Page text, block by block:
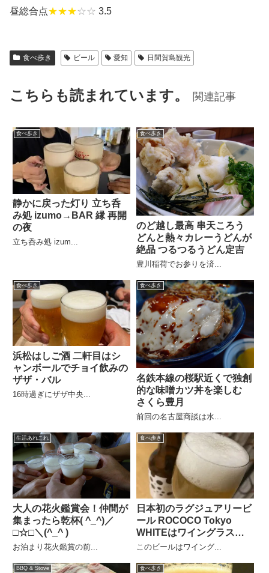
昼総合点★★★☆☆ 3.5
食べ歩き ビール 愛知 日間賀島観光
こちらも読まれています。 関連記事
食べ歩き
静かに戻った灯り 立ち呑
み処 izumo→BAR 縁 再開
の夜
立ち呑み処 izum...
食べ歩き
のど越し最高 串天ころう
どんと熱々カレーうどんが
絶品 つるつるうどん定吉
豊川稲荷でお参りを済...
食べ歩き
浜松はしご酒 二軒目はシ
ャンボールでチョイ飲みの
ザザ・バル
16時過ぎにザザ中央...
食べ歩き
名鉄本線の桜駅近くで独創
的な味噌カツ丼を楽しむ
さくら豊月
前回の名古屋商談は水...
生活あれこれ
大人の花火鑑賞会！仲間が
集まったら乾杯( ^_^)／
□☆□＼(^_^ )
お泊まり花火鑑賞の前...
食べ歩き
日本初のラグジュアリービ
ール ROCOCO Tokyo
WHITEはワイングラス
で！
このビールはワイング...
BBQ & Stove 食べ歩き